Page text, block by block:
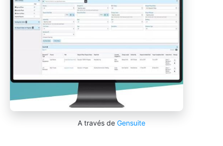
A través de Gensuite